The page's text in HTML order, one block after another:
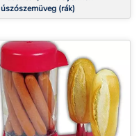
úszószemüveg (rák)